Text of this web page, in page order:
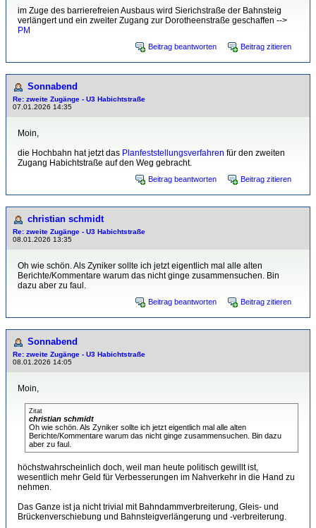
im Zuge des barrierefreien Ausbaus wird Sierichstraße der Bahnsteig
verlängert und ein zweiter Zugang zur Dorotheenstraße geschaffen -->
PM
Beitrag beantworten Beitrag zitieren
Sonnabend
Re: zweite Zugänge - U3 Habichtstraße
07.01.2026 14:35
Moin,
die Hochbahn hat jetzt das Planfeststellungsverfahren für den zweiten
Zugang Habichtstraße auf den Weg gebracht.
Beitrag beantworten Beitrag zitieren
christian schmidt
Re: zweite Zugänge - U3 Habichtstraße
08.01.2026 13:35
Oh wie schön. Als Zyniker sollte ich jetzt eigentlich mal alle alten
Berichte/Kommentare warum das nicht ginge zusammensuchen. Bin
dazu aber zu faul.
Beitrag beantworten Beitrag zitieren
Sonnabend
Re: zweite Zugänge - U3 Habichtstraße
08.01.2026 14:05
Moin,
Zitat
christian schmidt
Oh wie schön. Als Zyniker sollte ich jetzt eigentlich mal alle alten
Berichte/Kommentare warum das nicht ginge zusammensuchen. Bin dazu
aber zu faul.
höchstwahrscheinlich doch, weil man heute politisch gewillt ist,
wesentlich mehr Geld für Verbesserungen im Nahverkehr in die Hand zu
nehmen.
Das Ganze ist ja nicht trivial mit Bahndammverbreiterung, Gleis- und
Brückenverschiebung und Bahnsteigverlängerung und -verbreiterung.